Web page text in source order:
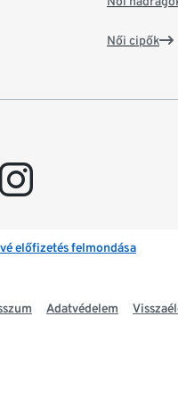
Női cipők
instagram
előfizetés felmondása
Adatvédelem